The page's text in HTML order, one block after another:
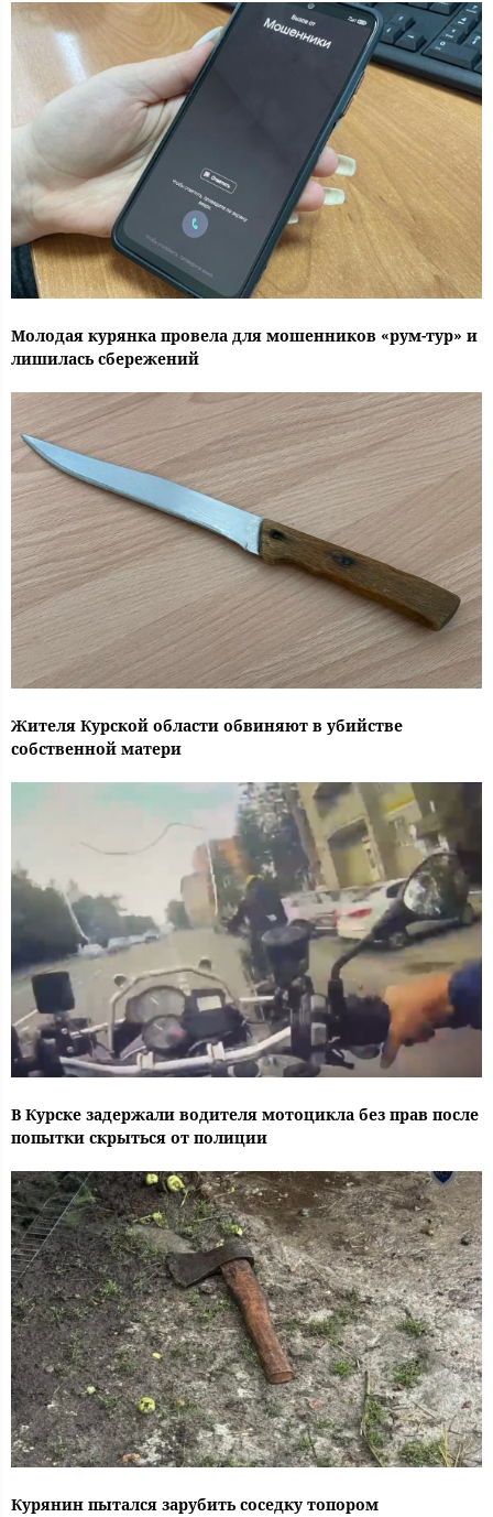
Молодая курянка провела для мошенников «рум-тур» и
лишилась сбережений
Жителя Курской области обвиняют в убийстве
собственной матери
В Курске задержали водителя мотоцикла без прав после
попытки скрыться от полиции
Курянин пытался зарубить соседку топором